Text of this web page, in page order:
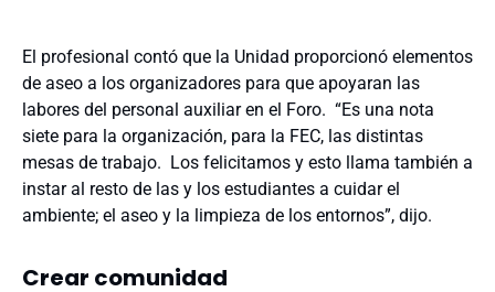
El profesional contó que la Unidad proporcionó elementos
de aseo a los organizadores para que apoyaran las
labores del personal auxiliar en el Foro. “Es una nota
siete para la organización, para la FEC, las distintas
mesas de trabajo. Los felicitamos y esto llama también a
instar al resto de las y los estudiantes a cuidar el
ambiente; el aseo y la limpieza de los entornos”, dijo.
Crear comunidad